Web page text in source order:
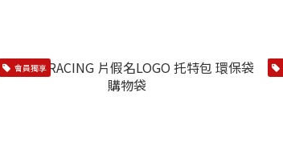
會員獨享